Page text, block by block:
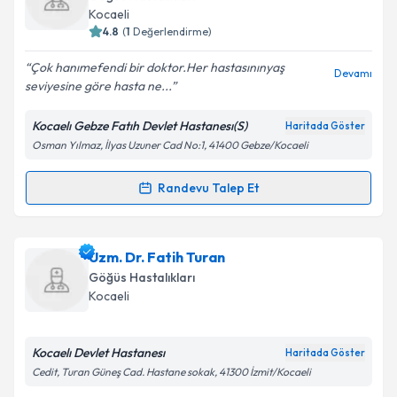
takvim hazırlandığında e-posta ile bilgilendireceğiz.
Kişisel verilerimin işlenmesine ilişkin
Aydınlatma
Metni'ni okudum ve kişisel verilerimin belirtilen
kapsamda işlenmesini kabul ediyorum.
Kocaeli
4.8 (1 Değerlendirme)
Çok hanımefendi bir doktor.Her hastasınınyaş
seviyesine göre hasta ne...
Devamı
Kocaelı Gebze Fatıh Devlet Hastanesı(S) Haritada Göster
Osman Yılmaz, İlyas Uzuner Cad No:1, 41400 Gebze/Kocaeli
Randevu Talep Et
Randevu Takvimi Talebi
Dr. Ayşegül Acariçin randevu takvimi talebi oluşturun.
Size bu uzmandan randevu almanız için bir takvim
hazırlandığında e-posta ile bilgilendireceğiz.
Uzm. Dr. Fatih Turan
Göğüs Hastalıkları
Kocaeli
Kocaelı Devlet Hastanesı Haritada Göster
Cedit, Turan Güneş Cad. Hastane sokak, 41300 İzmit/Kocaeli